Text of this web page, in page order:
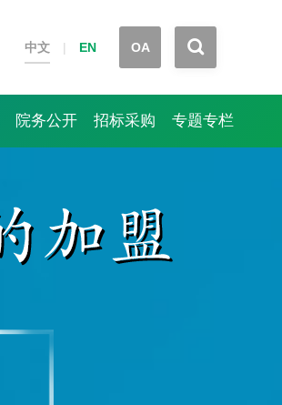


OA
中文 | EN
院务公开 招标采购 专题专栏